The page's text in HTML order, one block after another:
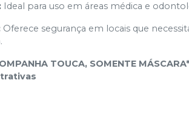
Ideal para uso em áreas médica e
Oferece segurança em locais que
TOUCA, SOMENTE